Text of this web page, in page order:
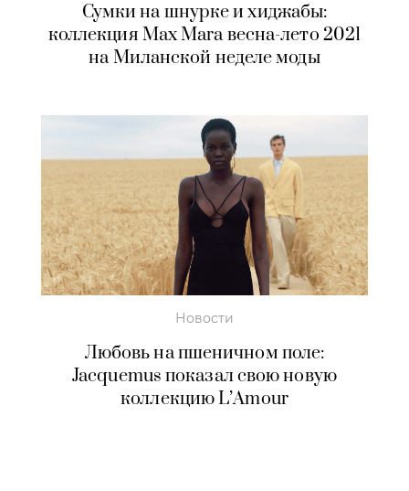
Сумки на шнурке и хиджабы:
коллекция Max Mara весна-лето 2021
на Миланской неделе моды
Новости
Любовь на пшеничном поле:
Jacquemus показал свою новую
коллекцию L’Amour